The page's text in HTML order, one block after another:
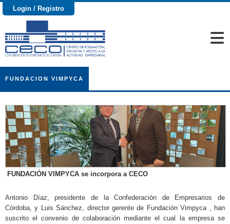
Login / Registro
FUNDACION VIMPYCA
FUNDACIÓN VIMPYCA se incorpora a CECO
Antonio Díaz, presidente de la Confederación de Empresarios de
Córdoba, y Luis Sánchez, director gerente de Fundación Vimpyca , han
suscrito el convenio de colaboración mediante el cual la empresa se